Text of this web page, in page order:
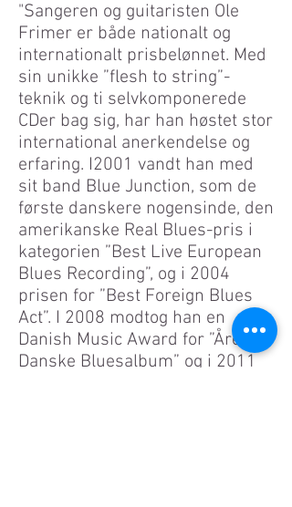
"Sangeren og guitaristen Ole
Frimer er både nationalt og
internationalt prisbelønnet. Med
sin unikke ”flesh to string”-
teknik og ti selvkomponerede
CDer bag sig, har han høstet stor
international anerkendelse og
erfaring. I2001 vandt han med
sit band Blue Junction, som de
første danskere nogensinde, den
amerikanske Real Blues-pris i
kategorien ”Best Live European
Blues Recording”, og i 2004
prisen for ”Best Foreign Blues
Act”. I 2008 modtog han en
Danish Music Award for ”Årets
Danske Bluesalbum” og i 2011